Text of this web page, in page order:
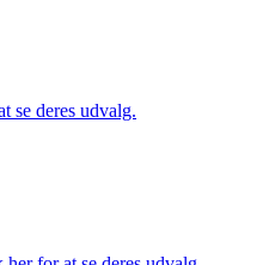
se deres udvalg.